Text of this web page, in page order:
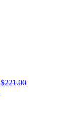
$221.00